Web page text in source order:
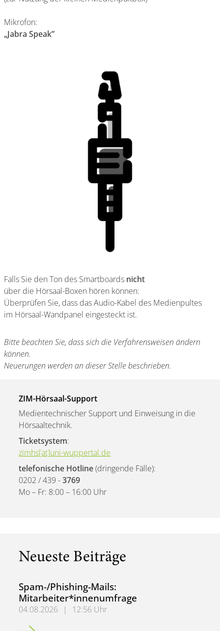
Mikrofon:
„Jabra Speak”
Falls Sie den Ton des Smartboards nicht
über die Hörsaal-Boxen hören können:
Überprüfen Sie, dass das Audio-Kabel des Medienpultes
im Hörsaal-Wandpanel eingesteckt ist.
Bitte beachten Sie, dass sich die Verfahrensweisen ändern
können.
Neuerungen werden an dieser Stelle beschrieben.
ZIM-Hörsaal-Support
Medientechnischer Support und Einweisung in die
Hörsaaltechnik.
Ticketsystem:
zimhs[at]uni-wuppertal.de
telefonische Hotline(dringende Fälle):
0202 / 439 -3769
Mo – Fr: 8:00 – 16:00 Uhr
Neueste Beiträge
Spam-/Phishing-Mails:
Mitarbeiter*innenumfrage
04.08.2026 |
12:56 Uhr
Spam-/Phishing-Mails: Mitarbeiter*innenumfrage